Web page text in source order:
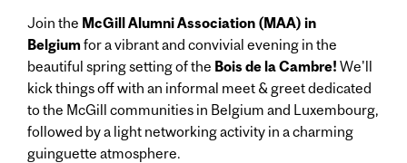
Join the McGill Alumni Association (MAA) in
Belgiumfor a vibrant and convivial evening in the
beautiful spring setting of the Bois de la Cambre! We'll
kick things off with an informal meet & greet dedicated
to the McGill communities in Belgium and Luxembourg,
followed by a light networking activity in a charming
guinguette atmosphere.